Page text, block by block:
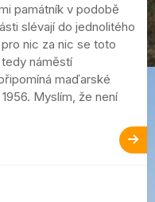
památník v podobě
slévají do jednolitého
nic za nic se toto
náměstí
maďarské
Myslím, že není